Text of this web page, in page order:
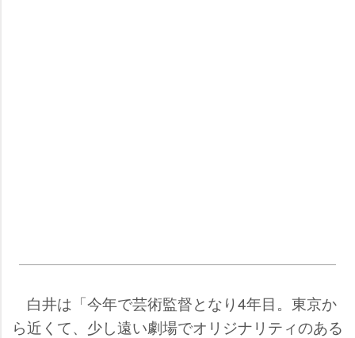
白井は「今年で芸術監督となり4年目。東京か
ら近くて、少し遠い劇場でオリジナリティのある